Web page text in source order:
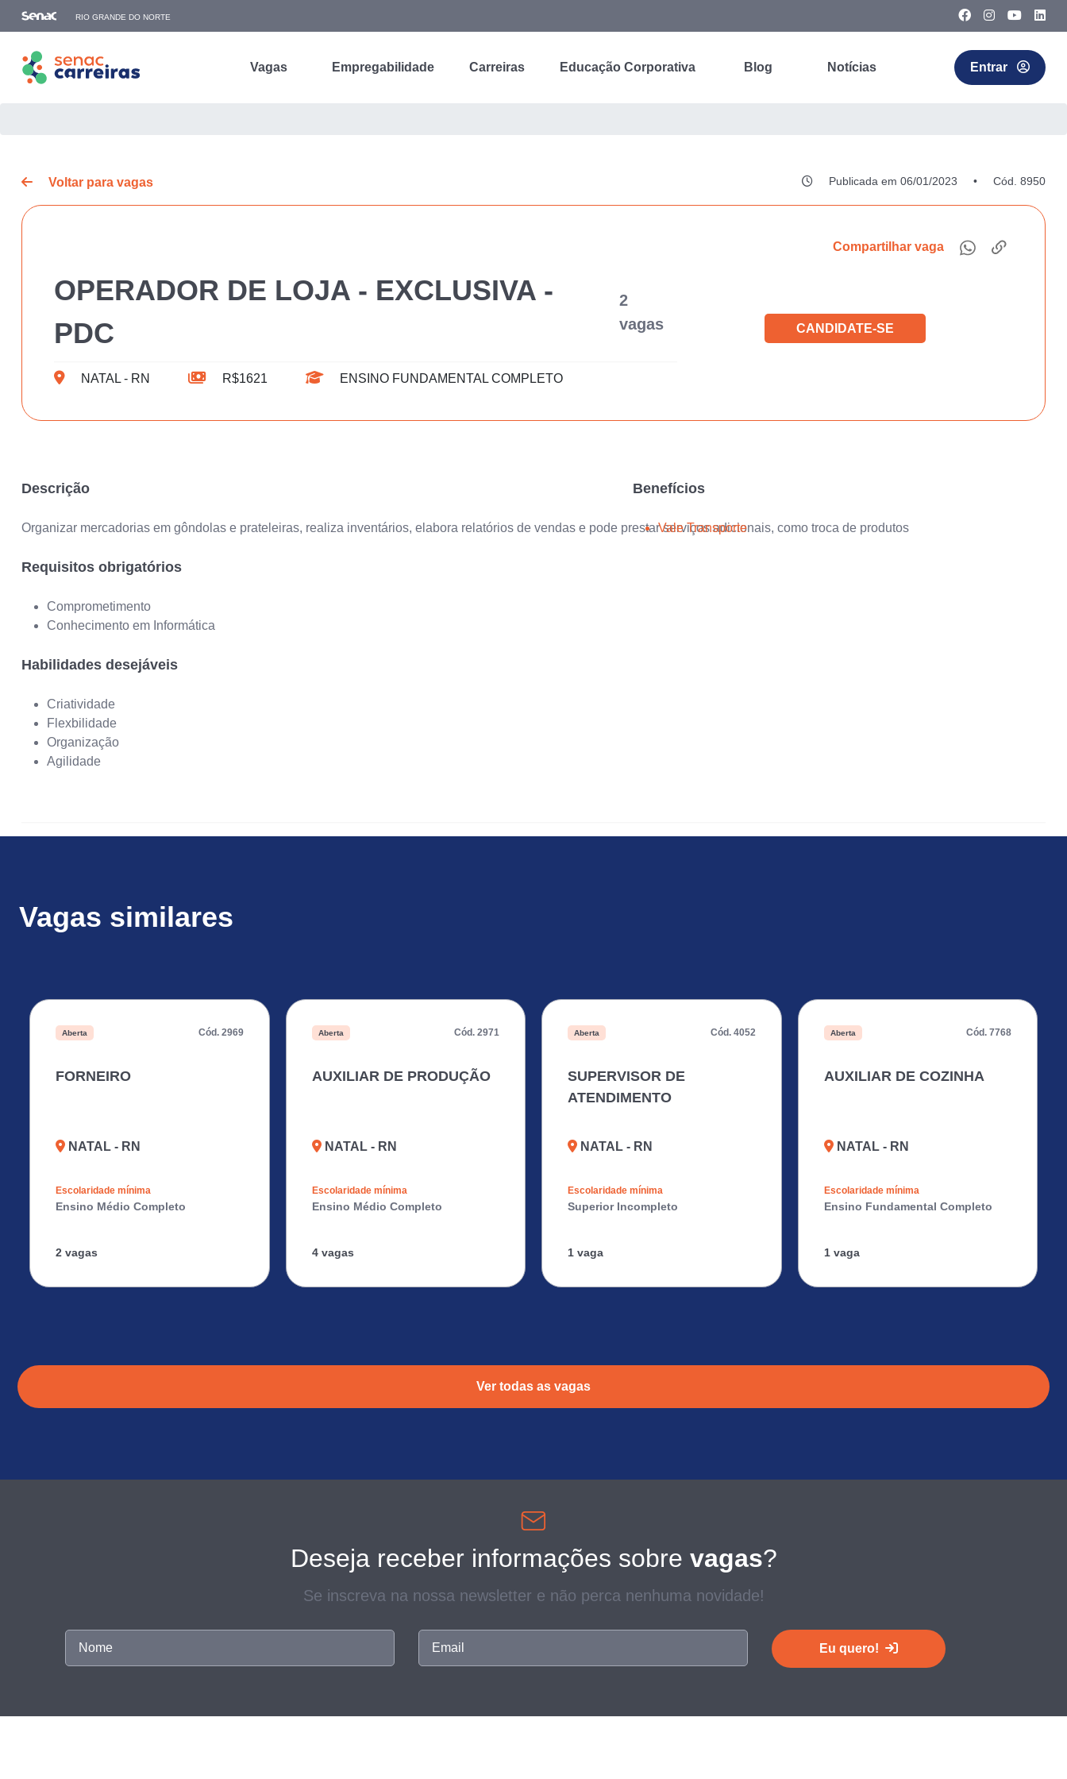
RIO GRANDE DO NORTE
Vagas Empregabilidade Carreiras Educação Corporativa Blog Notícias Entrar
Voltar para vagas Publicada em 06/01/2023 • Cód. 8950
Compartilhar vaga
OPERADOR DE LOJA - EXCLUSIVA -
PDC
2
vagas
NATAL - RN R$1621 ENSINO FUNDAMENTAL COMPLETO
CANDIDATE-SE
Descrição
Organizar mercadorias em gôndolas e prateleiras, realiza inventários, elabora relatórios de vendas e pode prestar serviços adicionais, como troca de produtos
Requisitos obrigatórios
Comprometimento
Conhecimento em Informática
Habilidades desejáveis
Criatividade
Flexbilidade
Organização
Agilidade
Benefícios
Vale Transporte
Vagas similares
Aberta Cód. 2969
FORNEIRO
NATAL - RN
Escolaridade mínima
Ensino Médio Completo
2 vagas
Aberta Cód. 2971
AUXILIAR DE PRODUÇÃO
NATAL - RN
Escolaridade mínima
Ensino Médio Completo
4 vagas
Aberta Cód. 4052
SUPERVISOR DE
ATENDIMENTO
NATAL - RN
Escolaridade mínima
Superior Incompleto
1 vaga
Aberta Cód. 7768
AUXILIAR DE COZINHA
NATAL - RN
Escolaridade mínima
Ensino Fundamental Completo
1 vaga
Ver todas as vagas
Deseja receber informações sobre vagas?
Se inscreva na nossa newsletter e não perca nenhuma novidade!
Eu quero!